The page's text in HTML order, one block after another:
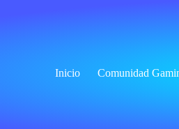
Inicio Comunidad